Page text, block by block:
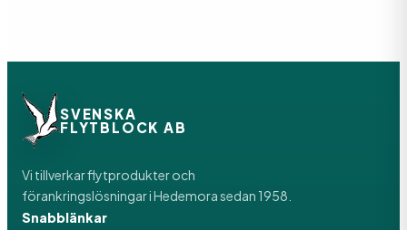
SVENSKA
FLYTBLOCK AB
Vi tillverkar flytprodukter och
förankringslösningar i Hedemora sedan 1958.
Snabblänkar